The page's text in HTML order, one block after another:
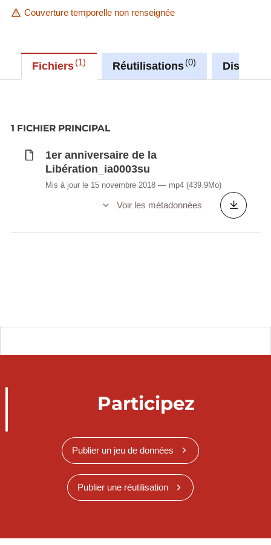
Couverture temporelle non renseignée
Fichiers 1 Réutilisations 0
1 FICHIER PRINCIPAL
1er anniversaire de la
Libération_ia0003su
Mis à jour le 15 novembre 2018 mp4 (439.9Mo)
Voir les métadonnées
Participez
Publier un jeu de données
Publier une réutilisation